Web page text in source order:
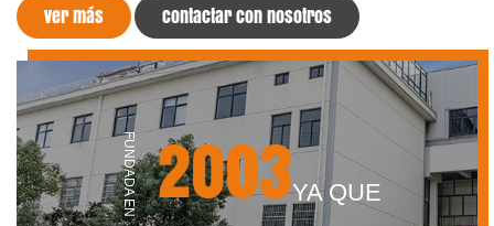
ver más Contactar con nosotros
FUNDADA EN 2003YA QUE